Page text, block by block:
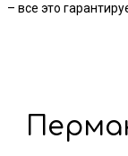
– все это